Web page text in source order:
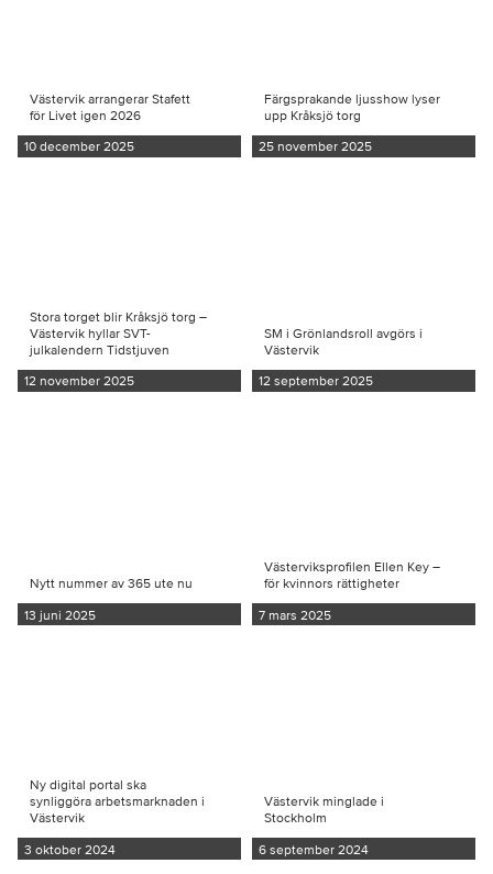
Västervik arrangerar Stafett
för Livet igen 2026
10 december 2025
Färgsprakande ljusshow lyser
upp Kråksjö torg
25 november 2025
Stora torget blir Kråksjö torg –
Västervik hyllar SVT-
julkalendern Tidstjuven
12 november 2025
SM i Grönlandsroll avgörs i
Västervik
12 september 2025
Nytt nummer av 365 ute nu
13 juni 2025
Västerviksprofilen Ellen Key –
för kvinnors rättigheter
7 mars 2025
Ny digital portal ska
synliggöra arbetsmarknaden i
Västervik
3 oktober 2024
Västervik minglade i
Stockholm
6 september 2024